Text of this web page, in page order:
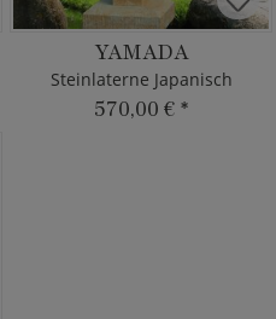
YAMADA
Steinlaterne Japanisch
570,00 € *